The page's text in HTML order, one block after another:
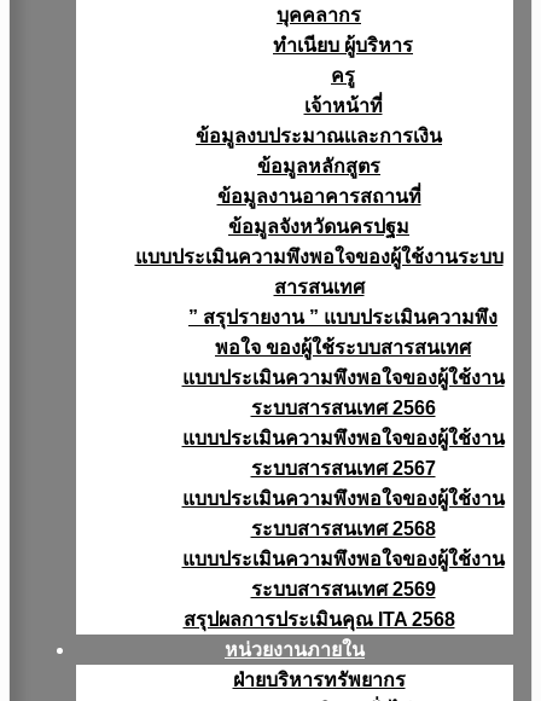
บุคคลากร
ทำเนียบ ผู้บริหาร
ครู
เจ้าหน้าที่
ข้อมูลงบประมาณเเละการเงิน
ข้อมูลหลักสูตร
ข้อมูลงานอาคารสถานที่
ข้อมูลจังหวัดนครปฐม
แบบประเมินความพึงพอใจของผู้ใช้งานระบบ
สารสนเทศ
” สรุปรายงาน ” แบบประเมินความพึง
พอใจ ของผู้ใช้ระบบสารสนเทศ
แบบประเมินความพึงพอใจของผู้ใช้งาน
ระบบสารสนเทศ 2566
แบบประเมินความพึงพอใจของผู้ใช้งาน
ระบบสารสนเทศ 2567
แบบประเมินความพึงพอใจของผู้ใช้งาน
ระบบสารสนเทศ 2568
แบบประเมินความพึงพอใจของผู้ใช้งาน
ระบบสารสนเทศ 2569
สรุปผลการประเมินคุณ ITA 2568
หน่วยงานภายใน
ฝ่ายบริหารทรัพยากร